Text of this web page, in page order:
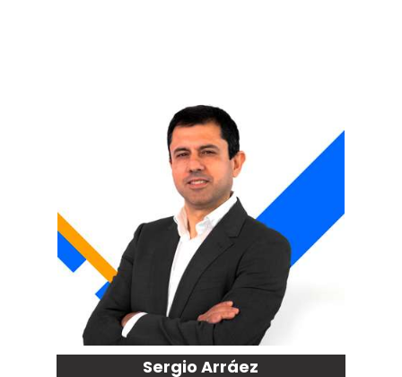
Sergio Arráez